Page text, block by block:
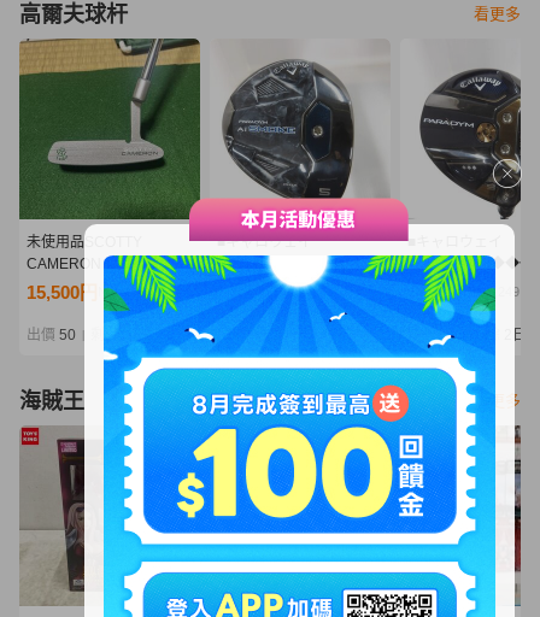
高爾夫球杆 看更多
未使用品SCOTTY
CAMERON スコッティキ
ャメロン パター Lucky
Clover SELECT ニューポ
ート2 ラッキークローバ
ー33インチ ヘッドカバ
15,500円 NT3,354
出價 50 剩餘
■キャロウェイ
■PARADYM Ai SMOKE
MAX
5W■5W■S■SPEEDER
NX BLACK 50■中古■1円
～
11,650円NT2,521
出價32 剩餘 2日
■キャロウェイ
■PARADYM ◆◆◆
for CW(PARADYM
訳有中古■1円～
5,775円NT1,249
出價28 2日
海賊王 看更多